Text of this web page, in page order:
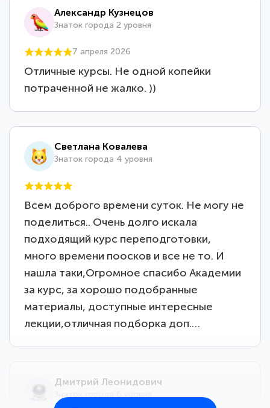
Александр Кузнецов
Знаток города 2 уровня
7 апреля 2026
Отличные курсы. Не одной копейки
потраченной не жалко. ))
Светлана Ковалева
Знаток города 4 уровня
Всем доброго времени суток. Не могу не
поделиться.. Очень долго искала
подходящий курс переподготовки,
много времени поосков и все не то. И
нашла таки,Огромное спасибо Академии
за курс, за хорошо подобранные
материалы, доступные интересные
лекции,отличная подборка доп.…
Дмитрий Леонидович